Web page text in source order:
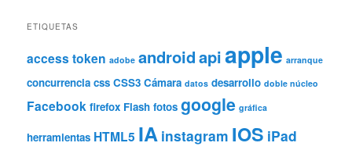
ETIQUETAS
access token adobe androidapiapple arranque
concurrencia css CSS3 Cámara datos desarrollo doble núcleo
Facebook firefox Flash fotos google gráfica
herramientas HTML5 IA instagram IOS iPad